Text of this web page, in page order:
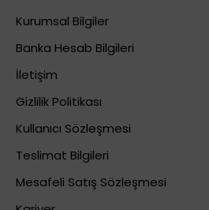
Kurumsal Bilgiler
Banka Hesab Bilgileri
İletişim
Gizlilik Politikası
Kullanıcı Sözleşmesi
Teslimat Bilgileri
Mesafeli Satış Sözleşmesi